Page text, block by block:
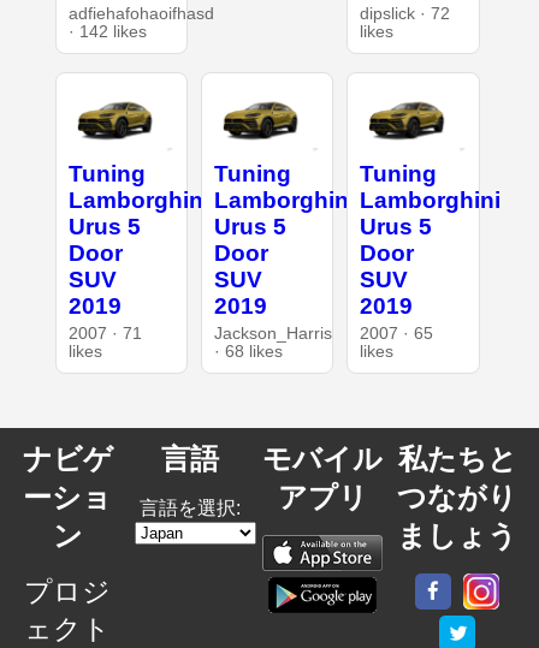
adfiehafohaoifhasd
· 142 likes
dipslick · 72
likes
Tuning
Lamborghini
Urus 5
Door
SUV
2019
2007 · 71
likes
Tuning
Lamborghini
Urus 5
Door
SUV
2019
Jackson_Harris
· 68 likes
Tuning
Lamborghini
Urus 5
Door
SUV
2019
2007 · 65
likes
ナビゲ
ーショ
ン
プロジ
ェクト
言語
言語を選択:
モバイル
アプリ
私たちと
つながり
ましょう